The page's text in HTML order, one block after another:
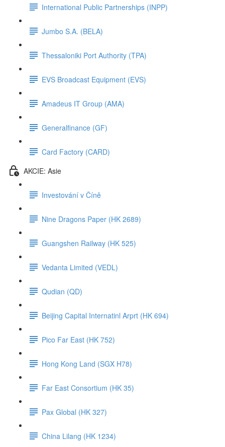
International Public Partnerships (INPP)
Jumbo S.A. (BELA)
Thessaloniki Port Authority (TPA)
EVS Broadcast Equipment (EVS)
Amadeus IT Group (AMA)
Generalfinance (GF)
Card Factory (CARD)
AKCIE: Asie
Investování v Číně
Nine Dragons Paper (HK 2689)
Guangshen Railway (HK 525)
Vedanta Limited (VEDL)
Qudian (QD)
Beijing Capital Internatinl Arprt (HK 694)
Pico Far East (HK 752)
Hong Kong Land (SGX H78)
Far East Consortium (HK 35)
Pax Global (HK 327)
China Lilang (HK 1234)